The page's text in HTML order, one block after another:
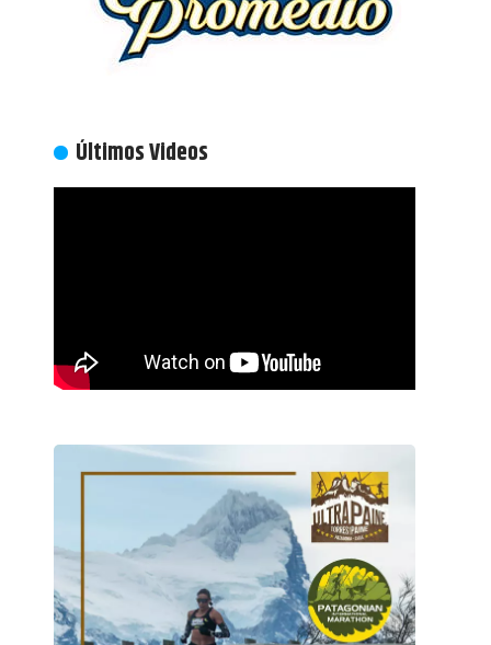
Últimos Videos